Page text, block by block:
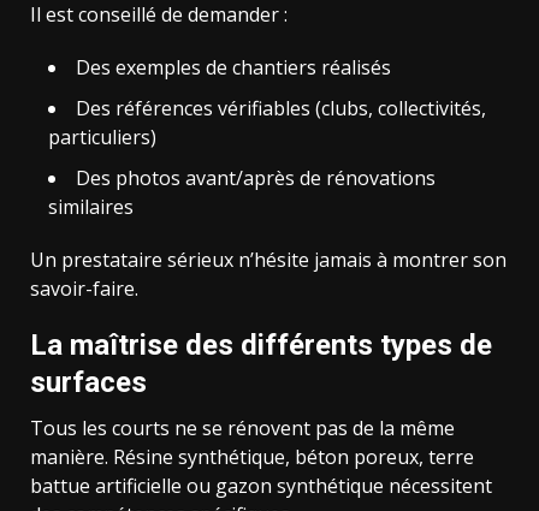
Il est conseillé de demander :
Des exemples de chantiers réalisés
Des références vérifiables (clubs, collectivités,
particuliers)
Des photos avant/après de rénovations
similaires
Un prestataire sérieux n’hésite jamais à montrer son
savoir-faire.
La maîtrise des différents types de
surfaces
Tous les courts ne se rénovent pas de la même
manière. Résine synthétique, béton poreux, terre
battue artificielle ou gazon synthétique nécessitent